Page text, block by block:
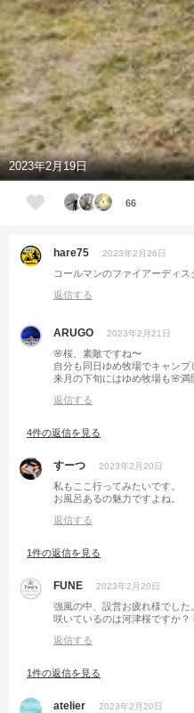
2023年2月19日
66
hare75 2023年2月26日
コールマンのファイアーディ
返信する
ARUGO 2023年2月21日
🌸桜、素敵ですね〜
自分も同日ゆめ牧場でキャン
来月の下旬にはゆめ牧場も🌸
返信する
4件の返信を見る
すーつ 2023年2月20日
私もここ行ってみたいです。
お風呂あるの魅力ですよね。
返信する
1件の返信を見る
FUNE 2023年2月20日
強風の中、設営お疲れ様でした。
咲いているのは河津桜ですか？
返信する
1件の返信を見る
atelier 2023年2月20日